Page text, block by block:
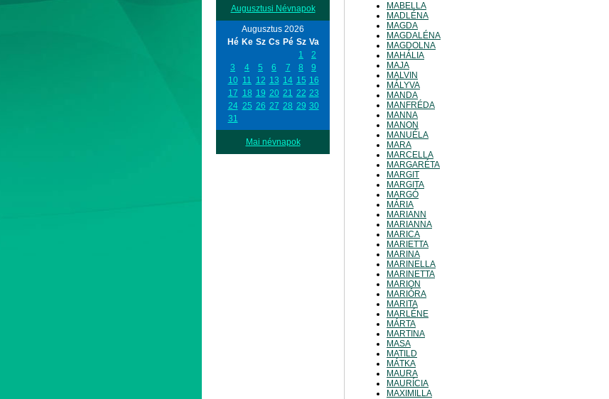
Augusztusi Névnapok
Augusztus 2026
Hé Ke Sz Cs Pé Sz Va
1
2
3
4 5 6 7 8
9
10 11 12 13 14 15 16
17 18 19 20 21 22 23
24 25 26 27 28 29 30
31
Mai névnapok
MABELLA
MADLÉNA
MAGDA
MAGDALÉNA
MAGDOLNA
MAHÁLIA
MAJA
MALVIN
MÁLYVA
MANDA
MANFRÉDA
MANNA
MANON
MANUÉLA
MARA
MARCELLA
MARGARÉTA
MARGIT
MARGITA
MARGÓ
MÁRIA
MARIANN
MARIANNA
MARICA
MARIETTA
MARINA
MARINELLA
MARINETTA
MARION
MARIÓRA
MARITA
MARLÉNE
MÁRTA
MARTINA
MASA
MATILD
MÁTKA
MAURA
MAURÍCIA
MAXIMILLA